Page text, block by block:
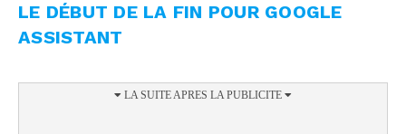
LE DÉBUT DE LA FIN POUR GOOGLE
ASSISTANT